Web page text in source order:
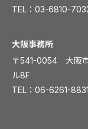
TEL： 03-6810-
大阪事務所
〒541-0054 大阪市
ル8F
TEL： 06-6261-8831